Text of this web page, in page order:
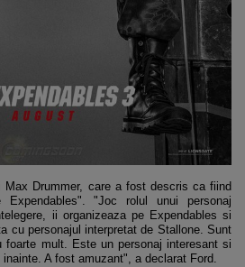
Max Drummer, care a fost descris ca fiind
Expendables". "Joc rolul unui personaj
ii organizeaza pe Expendables si
cu personajul interpretat de Stallone. Sunt
foarte mult. Este un personaj interesant si
A fost amuzant", a declarat Ford.